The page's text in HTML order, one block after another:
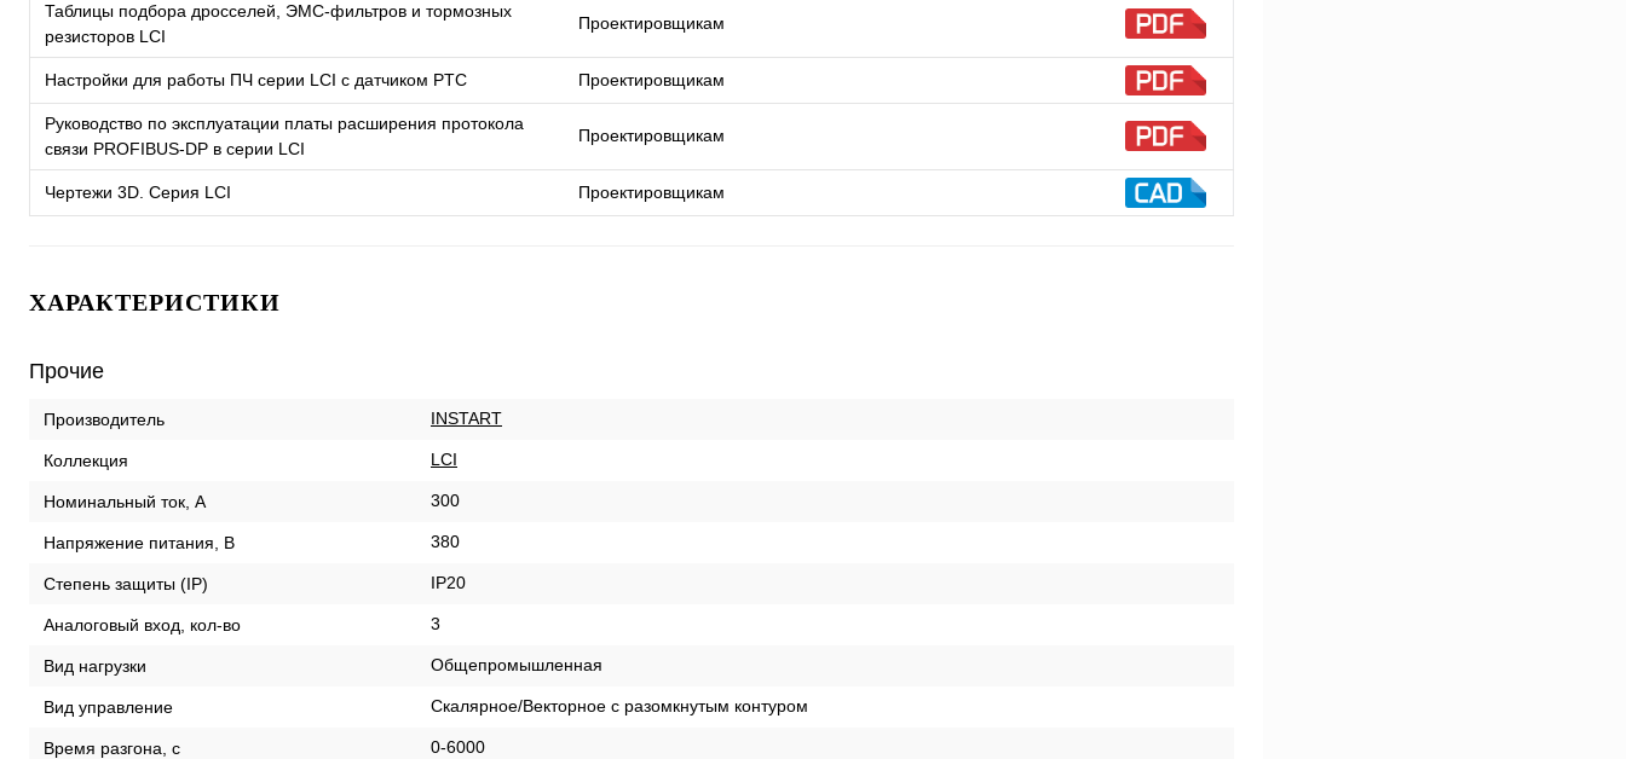
Таблицы подбора дросселей, ЭМС-фильтров и тормозных
резисторов LCI
Проектировщикам
Настройки для работы ПЧ серии LCI с датчиком PTC Проектировщикам
Руководство по эксплуатации платы расширения протокола
связи PROFIBUS-DP в серии LCI
Проектировщикам
Чертежи 3D. Серия LCI Проектировщикам
ХАРАКТЕРИСТИКИ
Прочие
Производитель INSTART
Коллекция LCI
Номинальный ток, А 300
Напряжение питания, В 380
Степень защиты (IP) IP20
Аналоговый вход, кол-во 3
Вид нагрузки Общепромышленная
Вид управление Скалярное/Векторное с разомкнутым контуром
Время разгона, с 0-6000